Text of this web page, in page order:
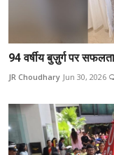
94 वर्षीय बुज़ुर्ग पर
JR Choudhary Jun 30, 2026